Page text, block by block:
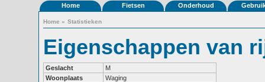
Home Fietsen Onderhoud
Home » Statistieken
Eigenschappen van
Geslacht
M
Woonplaats
Waging